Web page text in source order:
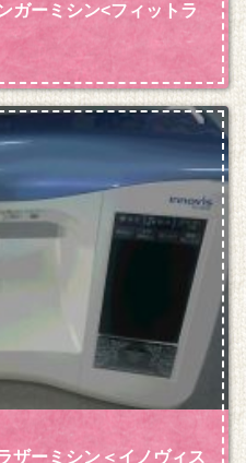
ガーミシン<フィットラ
ザーミシン＜イノヴィス